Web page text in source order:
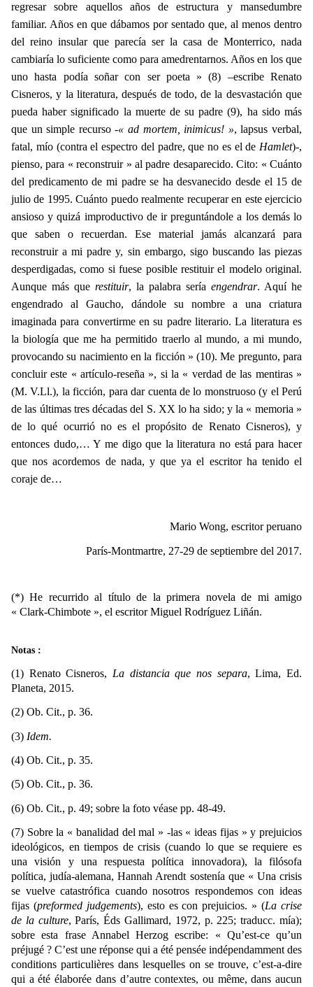
regresar sobre aquellos años de estructura y mansedumbre
familiar. Años en que dábamos por sentado que, al menos dentro
del reino insular que parecía ser la casa de Monterrico, nada
cambiaría lo suficiente como para amedrentarnos. Años en los que
uno hasta podía soñar con ser poeta » (8) –escribe Renato
Cisneros, y la literatura, después de todo, de la desvastación que
pueda haber significado la muerte de su padre (9), ha sido más
que un simple recurso -« ad mortem, inimicus! », lapsus verbal,
fatal, mío (contra el espectro del padre, que no es el de Hamlet)-,
pienso, para « reconstruir » al padre desaparecido. Cito: « Cuánto
del predicamento de mi padre se ha desvanecido desde el 15 de
julio de 1995. Cuánto puedo realmente recuperar en este ejercicio
ansioso y quizá improductivo de ir preguntándole a los demás lo
que saben o recuerdan. Ese material jamás alcanzará para
reconstruir a mi padre y, sin embargo, sigo buscando las piezas
desperdigadas, como si fuese posible restituir el modelo original.
Aunque más que restituir, la palabra sería engendrar. Aquí he
engendrado al Gaucho, dándole su nombre a una criatura
imaginada para convertirme en su padre literario. La literatura es
la biología que me ha permitido traerlo al mundo, a mi mundo,
provocando su nacimiento en la ficción » (10). Me pregunto, para
concluir este « artículo-reseña », si la « verdad de las mentiras »
(M. V.Ll.), la ficción, para dar cuenta de lo monstruoso (y el Perú
de las últimas tres décadas del S. XX lo ha sido; y la « memoria »
de lo qué ocurrió no es el propósito de Renato Cisneros), y
entonces dudo,… Y me digo que la literatura no está para hacer
que nos acordemos de nada, y que ya el escritor ha tenido el
coraje de…
Mario Wong, escritor peruano
París-Montmartre, 27-29 de septiembre del 2017.
(*) He recurrido al título de la primera novela de mi amigo
« Clark-Chimbote », el escritor Miguel Rodríguez Liñán.
Notas :
(1) Renato Cisneros, La distancia que nos separa, Lima, Ed.
Planeta, 2015.
(2) Ob. Cit., p. 36.
(3) Idem.
(4) Ob. Cit., p. 35.
(5) Ob. Cit., p. 36.
(6) Ob. Cit., p. 49; sobre la foto véase pp. 48-49.
(7) Sobre la « banalidad del mal » -las « ideas fijas » y prejuicios
ideológicos, en tiempos de crisis (cuando lo que se requiere es
una visión y una respuesta política innovadora), la filósofa
política, judía-alemana, Hannah Arendt sostenía que « Una crisis
se vuelve catastrófica cuando nosotros respondemos con ideas
fijas (preformed judgements), esto es con prejuicios. » (La crise
de la culture, París, Éds Gallimard, 1972, p. 225; traducc. mía);
sobre esta frase Annabel Herzog escribe: « Qu’est-ce qu’un
préjugé ? C’est une réponse qui a été pensée indépendamment des
conditions particulières dans lesquelles on se trouve, c’est-a-dire
qui a été élaborée dans d’autre contextes, ou même, dans aucun